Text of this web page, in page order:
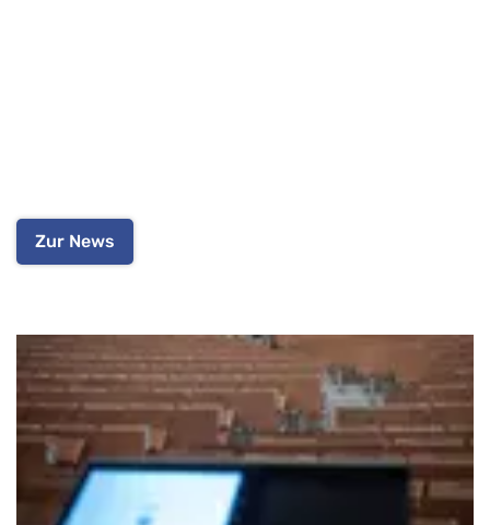
Zur News